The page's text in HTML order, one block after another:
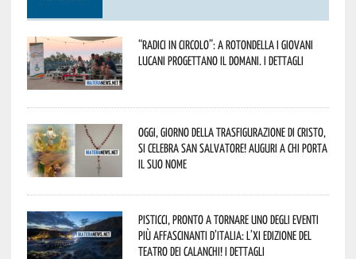
“Radici in Circolo”: a Rotondella i giovani
lucani progettano il domani. I dettagli
Oggi, giorno della Trasfigurazione di Cristo,
si celebra San Salvatore! Auguri a chi porta
il suo nome
Pisticci, pronto a tornare uno degli eventi
più affascinanti d’Italia: l’XI edizione del
Teatro dei Calanchi! I dettagli